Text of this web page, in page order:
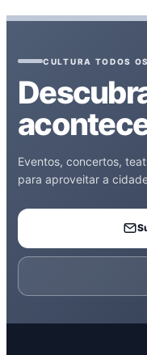
CULTURA TODOS
Eventos, concertos,
para aproveitar a